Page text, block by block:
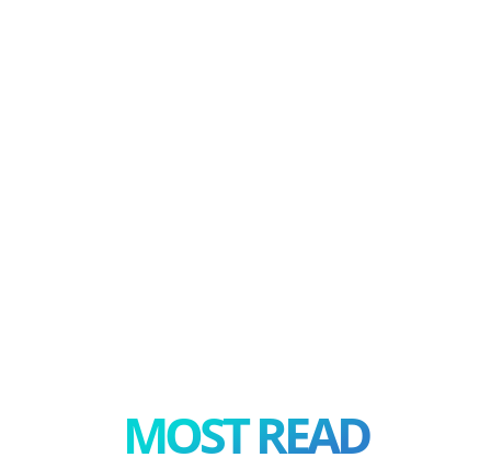
MOST READ